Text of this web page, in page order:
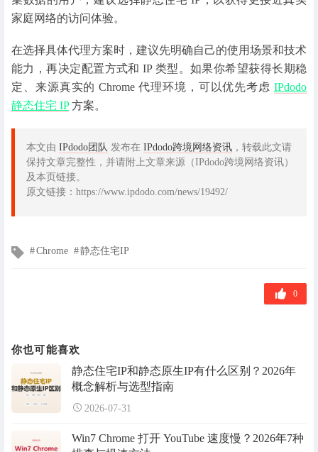
家庭网络的访问体验。
在选择具体代理方案时，建议先明确自己的使用场景和技术
能力，再决定配置方式和 IP 类型。如果你希望获得长期稳
定、来源真实的 Chrome 代理环境，可以优先考虑 IPdodo
静态住宅 IP方案。
本文由 IPdodo团队 发布在 IPdodo跨境网络资讯 ，转载此文请
保持文章完整性，并请附上文章来源（IPdodo跨境网络资讯）
及本页链接。
原文链接：https://www.ipdodo.com/news/19492/
文Chrome 静态住宅IP
0
你也可能喜欢
静态住宅IP和静态原生IP有什么区别？2026年
概念解析与选型指南
2026-07-31
Win7 Chrome 打开 YouTube 速度慢？2026年7种